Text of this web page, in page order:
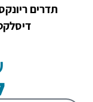
תדרים